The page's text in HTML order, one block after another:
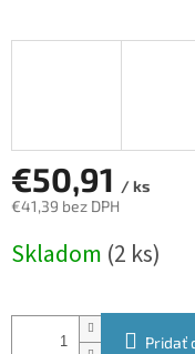
€50,91 / ks
€41,39 bez DPH
cena:
Skladom (2 ks)
Pridať